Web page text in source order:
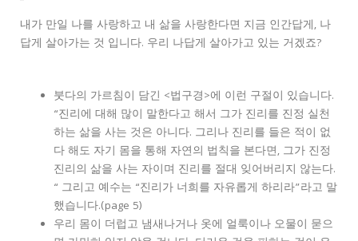
내가 만일 나를 사랑하고 내 삶을 사랑한다면 지금 인간답게, 나
답게 살아가는 것 입니다. 우리 나답게 살아가고 있는 거겠죠?
붓다의 가르침이 담긴 <법구경>에 이런 구절이 있습니다.
“진리에 대해 많이 말한다고 해서 그가 진리를 진정 실천
하는 삶을 사는 것은 아니다. 그리나 진리를 들은 적이 없
다 해도 자기 몸을 통해 자연의 법칙을 본다면, 그가 진정
진리의 삶을 사는 자이며 진리를 절대 잊어버리지 않는다.
“ 그리고 예수는 “진리가 너희를 자유롭게 하리라”라고 말
했습니다.(page 5)
우리 몸이 더럽고 냄새나거나 옷에 얼룩이나 오물이 묻으